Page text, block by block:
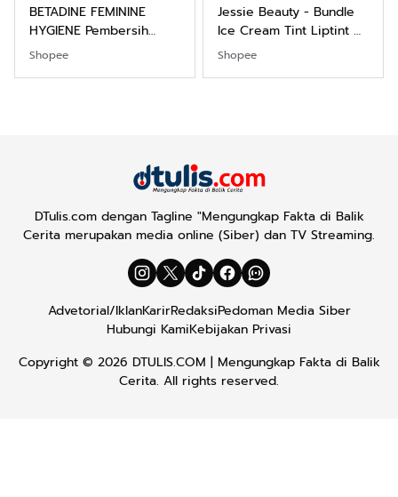
BETADINE FEMININE
HYGIENE Pembersih
Kewanitaan 60ml
Shopee
Jessie Beauty - Bundle
Ice Cream Tint Liptint All
Variant
Shopee
DTulis.com dengan Tagline "Mengungkap Fakta di Balik
Cerita merupakan media online (Siber) dan TV Streaming.
Advetorial/IklanKarirRedaksiPedoman Media Siber
Hubungi KamiKebijakan Privasi
Copyright © 2026 DTULIS.COM | Mengungkap Fakta di Balik
Cerita. All rights reserved.